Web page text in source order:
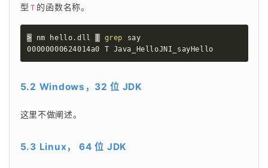
型 T 的函数名称。
> nm hello.dll grep say
00000000624014a0 T Java_HelloJNI_sayHello
5.2 Windows，32 位 JDK
这里不做阐述。
5.3 Linux， 64 位 JDK